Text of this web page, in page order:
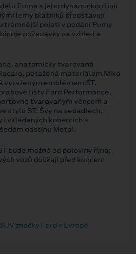
Puma s jeho dynamickou linií
lemy blatníků představují
pojetí v podání Pumy
požadavky na vzhled a
anatomicky tvarovaná
potažená materiálem Miko
vyraženým emblémem ST.
lišty Ford Performance,
tvarovaným věncem a
stylu ST. Švy na sedadlech,
i vkládaných kobercích s
odstínu Metal.
bude možné od poloviny října;
vozů dočkají před koncem